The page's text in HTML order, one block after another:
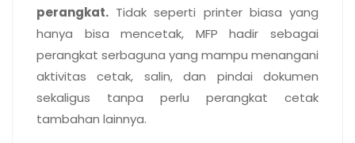
perangkat. Tidak seperti printer biasa yang
hanya bisa mencetak, MFP hadir sebagai
perangkat serbaguna yang mampu menangani
aktivitas cetak, salin, dan pindai dokumen
sekaligus tanpa perlu perangkat cetak
tambahan lainnya.